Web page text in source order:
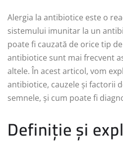
Alergia la antibiotice este o
sistemului imunitar la un
poate fi cauzată de orice tip
antibiotice sunt mai frecvent
altele. În acest articol, vom
antibiotice, cauzele și factorii
semnele, și cum poate fi
Definiție și